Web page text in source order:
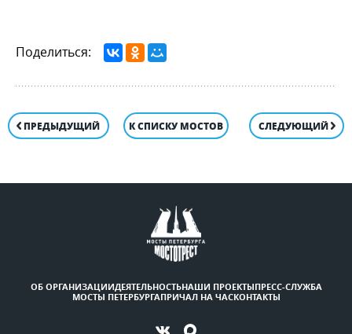
Поделиться:
ПРЕДЫДУЩИЙ К СПИСКУ МОСТОВ СЛЕДУЮЩИЙ
ОБ ОРГАНИЗАЦИИДЕЯТЕЛЬНОСТЬНАШИ ПРОЕКТЫПРЕСС-СЛУЖБА
МОСТЫ ПЕТЕРБУРГАПРИЧАЛ НА ЧАСКОНТАКТЫ